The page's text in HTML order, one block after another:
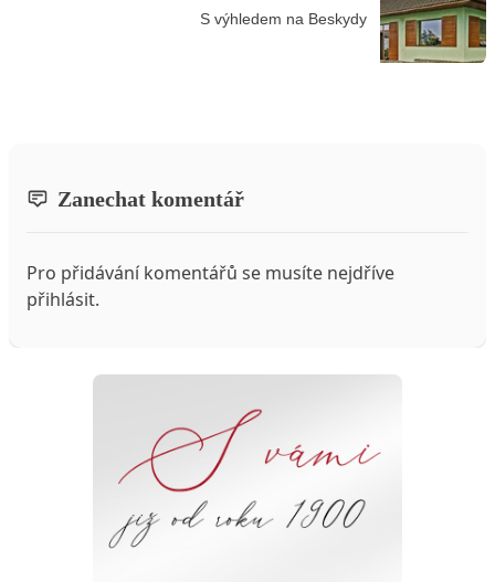
S výhledem na Beskydy
Zanechat komentář
Pro přidávání komentářů se musíte nejdříve
přihlásit.